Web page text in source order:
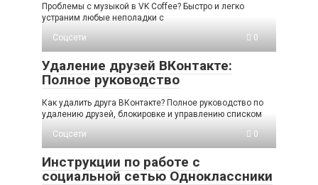
Проблемы с музыкой в VK Coffee? Быстро и легко
устраним любые неполадки с
Соцсети
0
Удаление друзей ВКонтакте:
Полное руководство
Как удалить друга ВКонтакте? Полное руководство по
удалению друзей, блокировке и управлению списком
Соцсети
0
Инструкции по работе с
социальной сетью Одноклассники